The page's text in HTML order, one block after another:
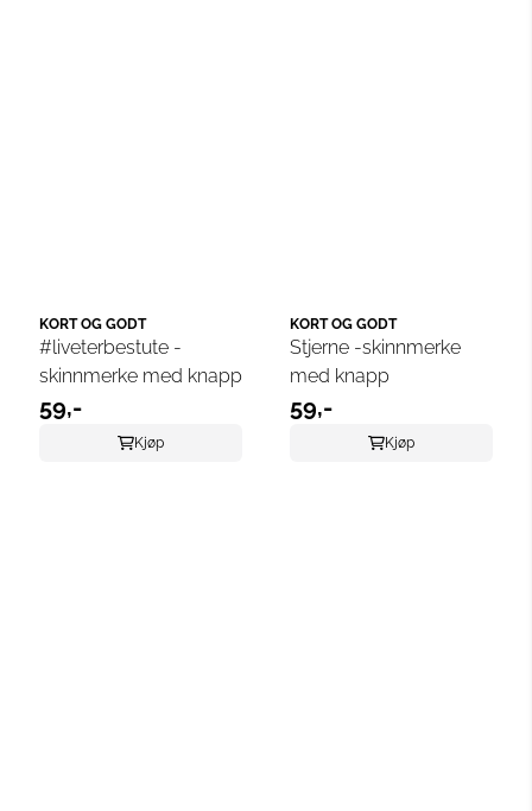
KORT OG GODT
#liveterbestute -
skinnmerke med knapp
59,-
Kjøp
KORT OG GODT
Stjerne -skinnmerke
med knapp
59,-
Kjøp